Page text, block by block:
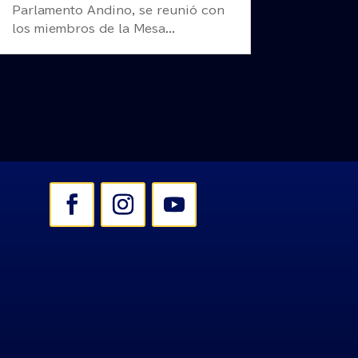
Parlamento Andino, se reunió con
los miembros de la Mesa...